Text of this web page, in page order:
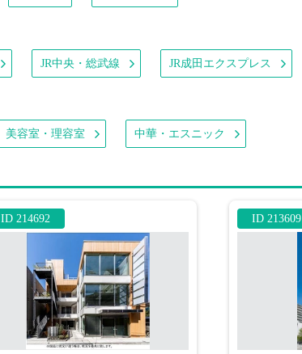
JR中央・総武線 JR成田エクスプレス
美容室・理容室 中華・エスニック
ID 214692 ID 213609